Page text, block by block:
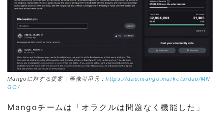
Mangoに対する提案 | 画像引用元：https://dao.mango.markets/dao/MN
GO/
Mangoチームは「オラクルは問題なく機能した」